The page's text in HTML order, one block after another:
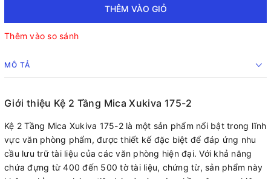
THÊM VÀO GIỎ
Thêm vào so sánh
MÔ TẢ
Giới thiệu Kệ 2 Tầng Mica Xukiva 175-2
Kệ 2 Tầng Mica Xukiva 175-2 là một sản phẩm nổi bật trong lĩnh
vực văn phòng phẩm, được thiết kế đặc biệt để đáp ứng nhu
cầu lưu trữ tài liệu của các văn phòng hiện đại. Với khả năng
chứa đựng từ 400 đến 500 tờ tài liệu, chứng từ, sản phẩm này